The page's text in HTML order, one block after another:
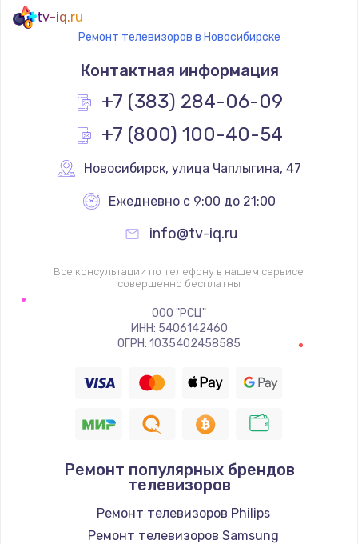
Не сопряжается с устройством
Помехи и искажение звука
Заказать
1400 руб.
Заказать
Восстановление цепи питания, пайка
880 руб.
390 руб.
Замена Bluetooth/Wi-Fi модуля
800 руб.
tv-iq.ru
Ремонт телевизоров в Новосибирске
Контактная информация
+7 (383) 284-06-09
+7 (800) 100-40-54
Новосибирск, улица Чаплыгина, 47
Ежедневно с 9:00 до 21:00
info@tv-iq.ru
Все консультации по телефону в нашем сервисе
совершенно бесплатны
ООО "РСЦ"
ИНН: 5406142460
ОГРН: 1035402458585
Ремонт популярных брендов
телевизоров
Ремонт телевизоров Philips
Ремонт телевизоров Samsung